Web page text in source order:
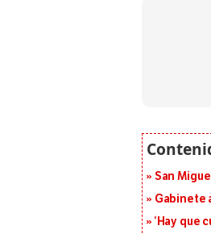
San
Gabinete
‘Hay que